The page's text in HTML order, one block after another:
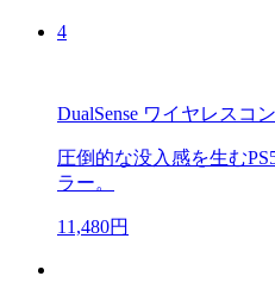
4
DualSense ワイヤレスコ
圧倒的な没入感を生む
ラー。
11,480円